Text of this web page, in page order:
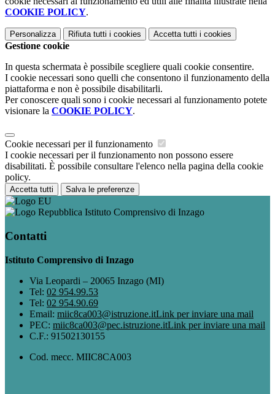
COOKIE POLICY.
Personalizza Rifiuta tutti i cookies Accetta tutti i cookies
Gestione cookie
In questa schermata è possibile scegliere quali cookie consentire.
I cookie necessari sono quelli che consentono il funzionamento della
piattaforma e non è possibile disabilitarli.
Per conoscere quali sono i cookie necessari al funzionamento potete
visionare la COOKIE POLICY.
Cookie necessari per il funzionamento
I cookie necessari per il funzionamento non possono essere
disabilitati. È possibile consultare l'elenco nella pagina della cookie
policy.
Accetta tutti Salva le preferenze
Istituto Comprensivo di Inzago
Contatti
Istituto Comprensivo di Inzago
Via Leopardi – 20065 Inzago (MI)
Tel: 02 954.99.53
Tel: 02 954.90.69
Email: miic8ca003@istruzione.itLink per inviare una mail
PEC: miic8ca003@pec.istruzione.itLink per inviare una mail
C.F.: 91502130155
Cod. mecc. MIIC8CA003